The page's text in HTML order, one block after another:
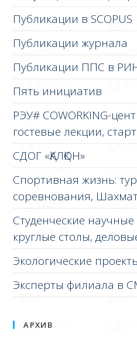
Публикации в SCOPUS
Публикации журнала
Публикации ППС в
Пять инициатив
РЭУ# COWORKING-
гостевые лекции,
СДОГ «ҚАЛҚОН»
Спортивная жизнь:
соревнования,
Студенческие
круглые столы,
Экологические
Эксперты филиала в
АРХИВ